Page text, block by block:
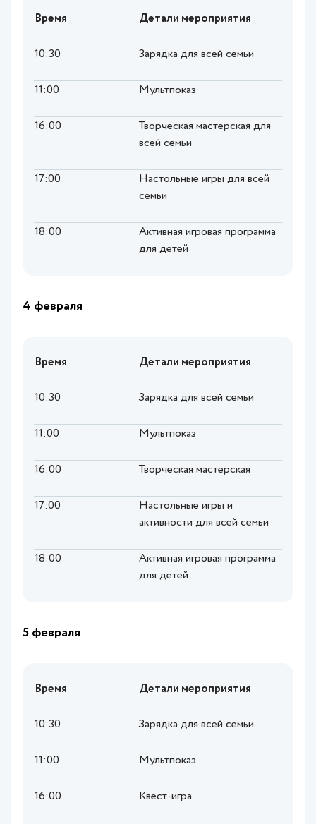
Время Детали мероприятия
10:30 Зарядка для всей семьи
11:00 Мультпоказ
16:00
Творческая мастерская для
всей семьи
17:00
Настольные игры для всей
семьи
18:00
Активная игровая программа
для детей
4 февраля
Время Детали мероприятия
10:30 Зарядка для всей семьи
11:00 Мультпоказ
16:00 Творческая мастерская
17:00
Настольные игры и
активности для всей семьи
18:00
Активная игровая программа
для детей
5 февраля
Время Детали мероприятия
10:30 Зарядка для всей семьи
11:00 Мультпоказ
16:00 Квест-игра